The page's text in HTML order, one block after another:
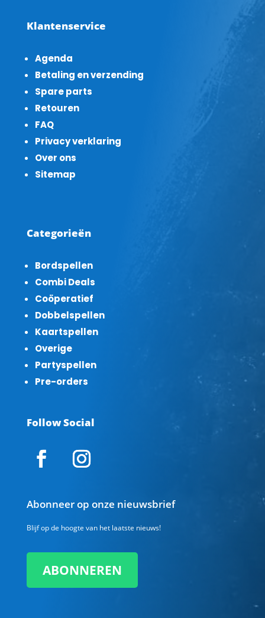
Klantenservice
Agenda
Betaling en verzending
Spare parts
Retouren
FAQ
Privacy verklaring
Over ons
Sitemap
Categorieën
Bordspellen
Combi Deals
Coöperatief
Dobbelspellen
Kaartspellen
Overige
Partyspellen
Pre-orders
Follow Social
Abonneer op onze nieuwsbrief
Blijf op de hoogte van het laatste nieuws!
ABONNEREN